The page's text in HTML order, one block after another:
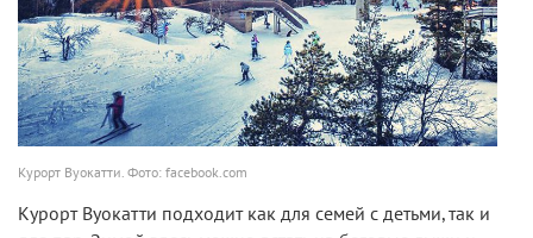
Курорт Вуокатти. Фото: facebook.com
Курорт Вуокатти подходит как для семей с детьми, так и